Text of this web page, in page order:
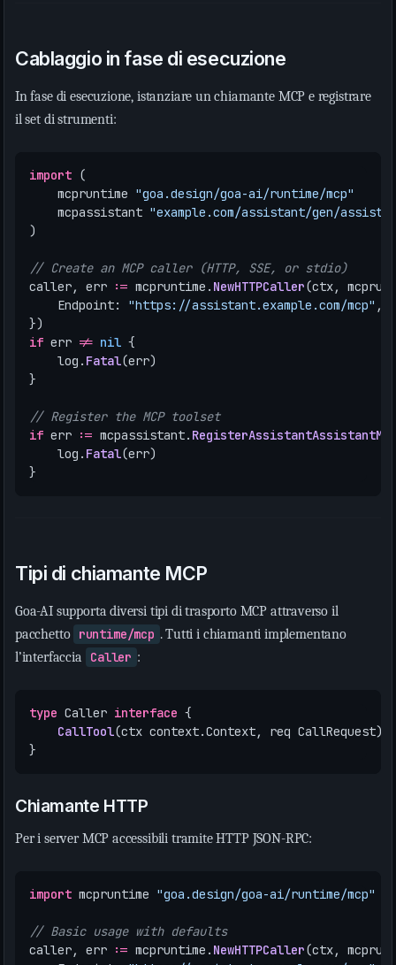
Cablaggio in fase di esecuzione
In fase di esecuzione, istanziare un chiamante MCP e registrare
il set di strumenti:
import (
mcpruntime "goa.design/goa-ai/runtime/mcp"
mcpassistant "example.com/assistant/gen/
)
// Create an MCP caller (HTTP, SSE, or stdio)
caller, err := mcpruntime . NewHTTPCaller(ctx,
Endpoint: "https://assistant.example.com/mcp" ,
})
if err != nil {
log . Fatal(err)
}
// Register the MCP toolset
if err := mcpassistant.
log . Fatal(err)
}
Tipi di chiamante MCP
Goa-AI supporta diversi tipi di trasporto MCP attraverso il
pacchetto runtime/mcp . Tutti i chiamanti implementano
l’interfaccia
Caller :
type Caller interface {
CallTool(ctx context.Context, req CallRequest)
}
Chiamante HTTP
Per i server MCP accessibili tramite HTTP JSON-RPC:
import mcpruntime "goa.design/goa-ai/runtime/mcp"
// Basic usage with defaults
caller, err := mcpruntime . NewHTTPCaller(ctx,